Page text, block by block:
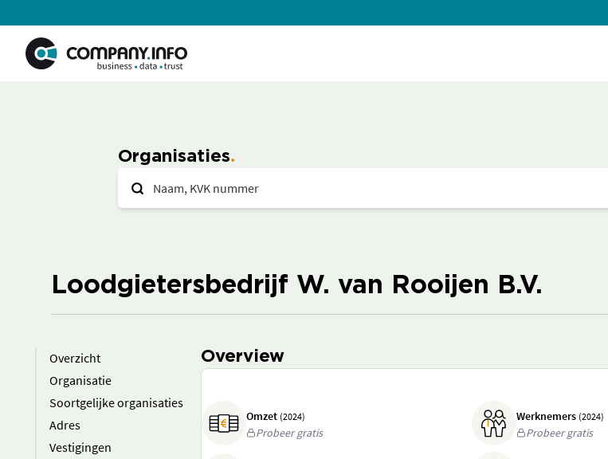
Organisaties
Loodgietersbedrijf W. van Rooijen B.V.
Overzicht
Organisatie
Soortgelijke organisaties
Adres
Vestigingen
Overview
Omzet (2024)
Probeer gratis
Werknemers (2024)
Probeer gratis